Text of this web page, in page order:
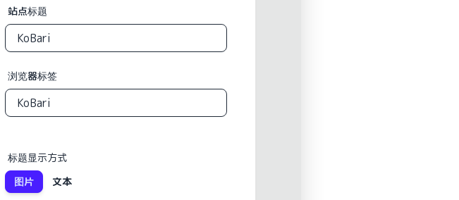
站点标题
浏览器标签
标题显示方式
图片
文本